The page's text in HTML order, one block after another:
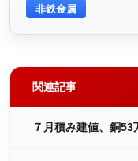
非鉄金属
関連記事
７月積み建値、銅